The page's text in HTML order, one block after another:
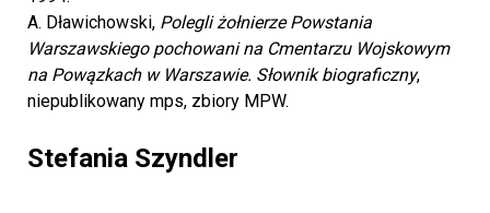
A. Dławichowski, Polegli żołnierze Powstania
Warszawskiego pochowani na Cmentarzu Wojskowym
na Powązkach w Warszawie. Słownik biograficzny,
niepublikowany mps, zbiory MPW.
Stefania Szyndler